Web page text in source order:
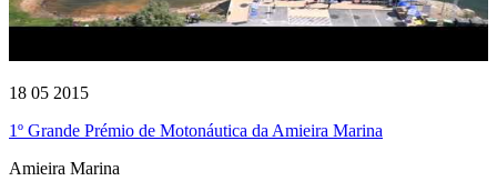
18 05 2015
1º Grande Prémio de Motonáutica da Amieira Marina
Amieira Marina